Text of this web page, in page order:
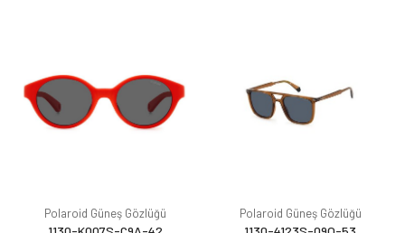
Polaroid Güneş Gözlüğü Polaroid Güneş Gözlüğü